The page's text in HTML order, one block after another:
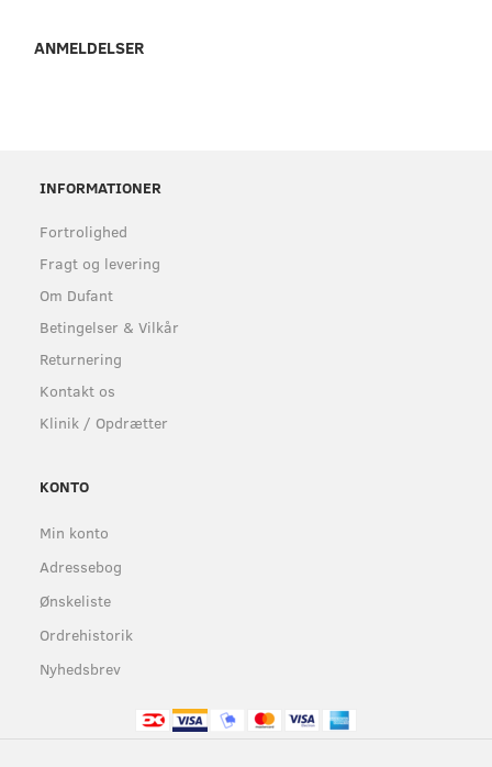
ANMELDELSER
INFORMATIONER
Fortrolighed
Fragt og levering
Om Dufant
Betingelser & Vilkår
Returnering
Kontakt os
Klinik / Opdrætter
KONTO
Min konto
Adressebog
Ønskeliste
Ordrehistorik
Nyhedsbrev